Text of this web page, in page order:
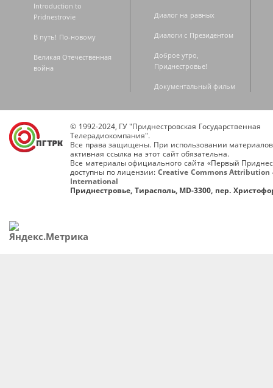
Introduction to
Pridnestrovie
В путь! По-новому
Великая Отечественная
война
Диалог на равных
Диалоги с Президентом
Доброе утро,
Приднестровье!
Документальный фильм
© 1992-2024, ГУ "Приднестровская Государственная
Телерадиокомпания".
Все права защищены. При использовании
активная ссылка на этот сайт обязательна.
Все материалы официального сайта «Первый
доступны по лицензии: Creative Commons Attribution
International
Приднестровье, Тирасполь, MD-3300, пер.